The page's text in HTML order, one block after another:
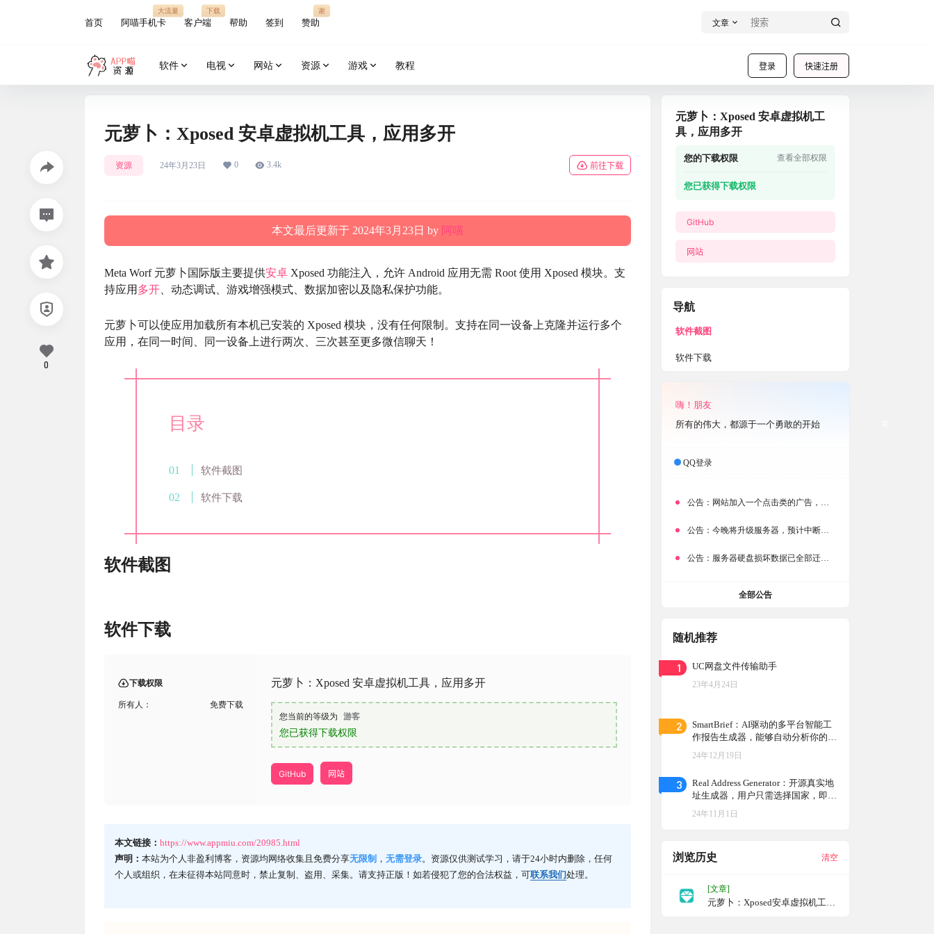
首页 阿喵手机卡
大流量
客户端
下载
帮助 签到 赞助
谢
文章
登录 快速注册
软件 电视 网站 资源 游戏 教程
元萝卜：Xposed 安卓虚拟机工具，应用多开
资源 24年3月23日 0 3.4k 前往下载
本文最后更新于 2024年3月23日 by 阿喵
Meta Worf 元萝卜国际版主要提供安卓 Xposed 功能注入，允许 Android 应用无需 Root 使用 Xposed 模块。支
持应用 多开 、动态调试、游戏增强模式、数据加密以及隐私保护功能。
元萝卜可以使应用加载所有本机已安装的 Xposed 模块，没有任何限制。支持在同一设备上克隆并运行多个
应用，在同一时间、同一设备上进行两次、三次甚至更多微信聊天！
目录
软件截图
软件下载
软件截图
软件下载
下载权限
所有人： 免费下载
元萝卜：Xposed 安卓虚拟机工具，应用多开
您当前的等级为 游客
您已获得下载权限
GitHub 网站
本文链接： https://www.appmiu.com/20985.html
声明： 本站为个人非盈利博客，资源均网络收集且免费分享无限制 ， 无需登录。资源仅供测试学习，请于24小时内删除，任何
个人或组织，在未征得本站同意时，禁止复制、盗用、采集。请支持正版！如若侵犯了您的合法权益，可联系我们处理。
0
元萝卜：Xposed 安卓虚拟机工
具，应用多开
您的下载权限 查看全部权限
您已获得下载权限
GitHub
网站
导航
软件截图
软件下载
嗨！朋友
所有的伟大，都源于一个勇敢的开始
QQ登录
公告： 网站加入一个点击类的广告，大家点击下载按钮需要注意
公告： 今晚将升级服务器，预计中断时常为1分钟
公告： 服务器硬盘损坏数据已全部迁移备份，网站恢复完成！
全部公告
随机推荐
1 UC网盘文件传输助手
23年4月24日
2
SmartBrief：AI驱动的多平台智能工
作报告生成器，能够自动分析你的项
目代码提交记录和任务数据，具备多
种语言模型支持
24年12月19日
3
Real Address Generator：开源真实地
址生成器，用户只需选择国家，即可
自动生成该国家地图上真实的随机地
24年11月1日
浏览历史 清空
[文章]
元萝卜：Xposed安卓虚拟机工